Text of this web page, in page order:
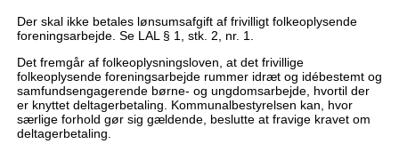
Der skal ikke betales lønsumsafgift af frivilligt folkeoplysende
foreningsarbejde. Se LAL § 1, stk. 2, nr. 1.
Det fremgår af folkeoplysningsloven, at det frivillige
folkeoplysende foreningsarbejde rummer idræt og idébestemt og
samfundsengagerende børne- og ungdomsarbejde, hvortil der
er knyttet deltagerbetaling. Kommunalbestyrelsen kan, hvor
særlige forhold gør sig gældende, beslutte at fravige kravet om
deltagerbetaling.